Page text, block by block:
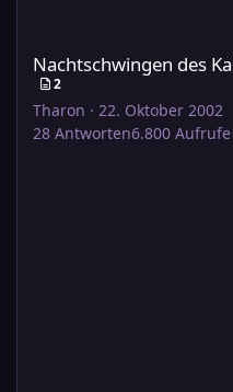
Nachtschwingen des
2
Tharon · 22. Oktober 2002
28 Antworten6.800 Aufrufe